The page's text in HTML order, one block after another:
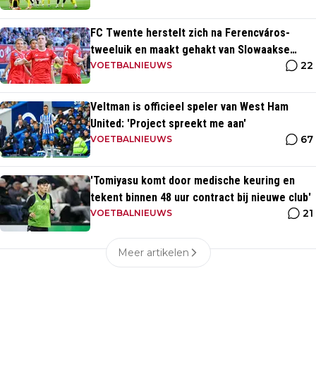
FC Twente herstelt zich na Ferencváros-
tweeluik en maakt gehakt van Slowaakse
opponent
VOETBALNIEUWS 22
Veltman is officieel speler van West Ham
United: 'Project spreekt me aan'
VOETBALNIEUWS 67
'Tomiyasu komt door medische keuring en
tekent binnen 48 uur contract bij nieuwe club'
VOETBALNIEUWS 21
Meer artikelen